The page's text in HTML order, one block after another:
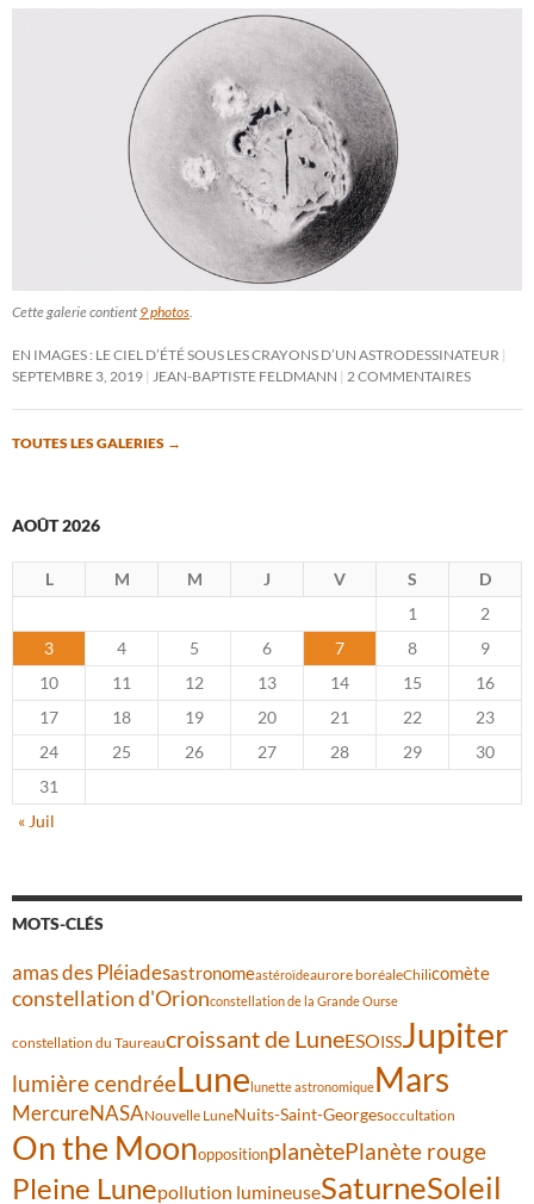
Cette galerie contient 9 photos
EN IMAGES : LE CIEL D’ÉTÉ SOUS LES CRAYONS D’UN ASTRODESSINATEUR
SEPTEMBRE 3, 2019
JEAN-BAPTISTE FELDMANN 2 COMMENTAIRES
TOUTES LES GALERIES →
AOÛT 2026
L M M J V S
D
1
2
3
4 5 6 7 8
9
10
11 12 13 14 15
16
17
18 19 20 21 22
23
24
25 26 27 28 29
30
31
« Juil
MOTS-CLÉS
amas des Pléiadesastronomeastéroïdeaurore boréaleChilicomète
constellation d'Orionconstellation de la Grande Ourse
constellation du Taureaucroissant de LuneESOISSJupiter
lumière cendréeLunelunette astronomiqueMars
MercureNASANouvelle LuneNuits-Saint-Georgesoccultation
On the MoonoppositionplanètePlanète rouge
Pleine Lunepollution lumineuseSaturneSoleil